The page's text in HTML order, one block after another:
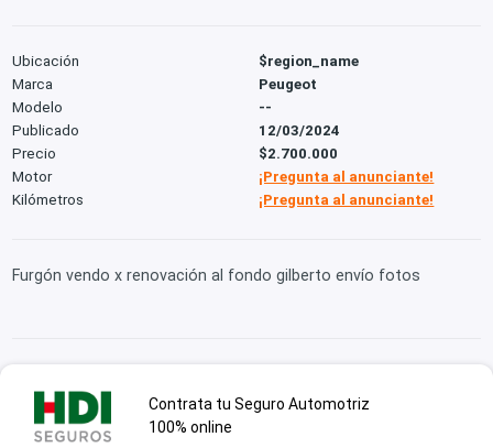
Ubicación
$region_name
Marca
Peugeot
Modelo
--
Publicado
12/03/2024
Precio
$2.700.000
Motor
¡Pregunta al anunciante!
Kilómetros
¡Pregunta al anunciante!
Furgón vendo x renovación al fondo gilberto envío fotos
Contrata tu Seguro Automotriz
100% online